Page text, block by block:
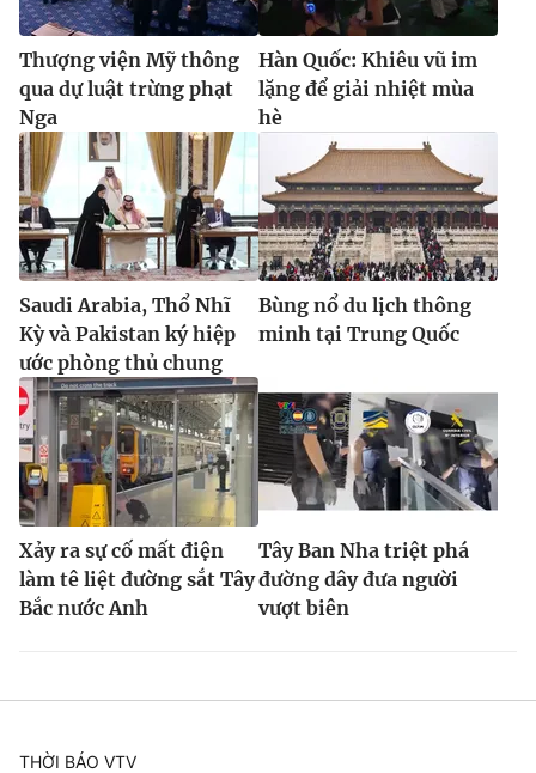
Thượng viện Mỹ thông
qua dự luật trừng phạt
Nga
Hàn Quốc: Khiêu vũ im
lặng để giải nhiệt mùa
hè
Saudi Arabia, Thổ Nhĩ
Kỳ và Pakistan ký hiệp
ước phòng thủ chung
Bùng nổ du lịch thông
minh tại Trung Quốc
Xảy ra sự cố mất điện
làm tê liệt đường sắt Tây
Bắc nước Anh
Tây Ban Nha triệt phá
đường dây đưa người
vượt biên
THỜI BÁO VTV